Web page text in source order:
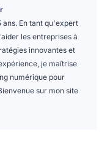
ans. En tant qu'expert
les entreprises à
innovantes et
je maîtrise
numérique pour
sur mon site